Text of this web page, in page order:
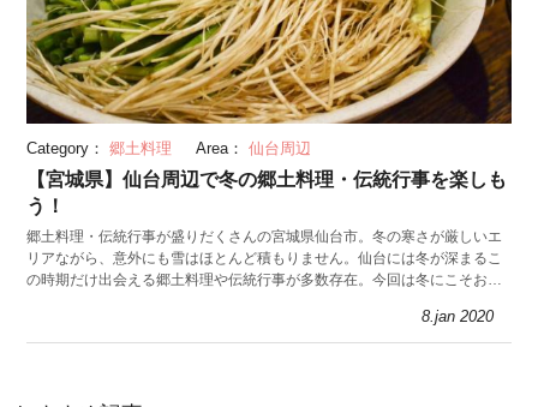
Category： 郷土料理 Area： 仙台周辺
【宮城県】仙台周辺で冬の郷土料理・伝統行事を楽しも
う！
郷土料理・伝統行事が盛りだくさんの宮城県仙台市。冬の寒さが厳しいエ
リアながら、意外にも雪はほとんど積もりません。仙台には冬が深まるこ
の時期だけ出会える郷土料理や伝統行事が多数存在。今回は冬にこそおす
8.jan 2020